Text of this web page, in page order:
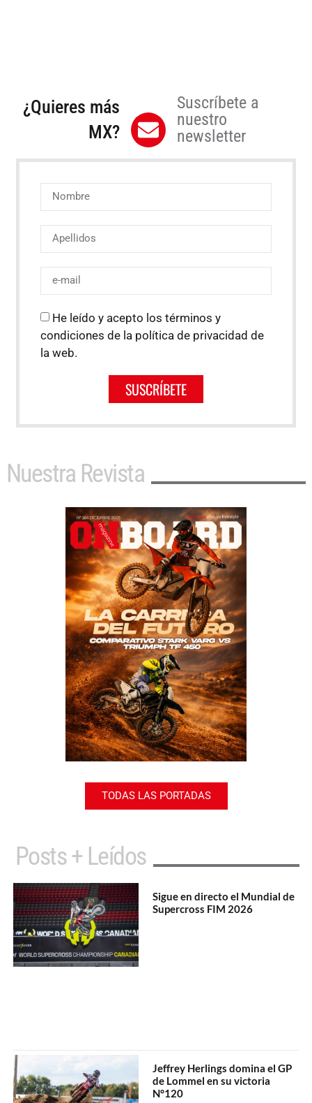
¿Quieres más
MX?
Suscríbete a
nuestro
newsletter
He leído y acepto los términos y
condiciones de la política de privacidad de
la web.
SUSCRÍBETE
Nuestra Revista
TODAS LAS PORTADAS
Posts + Leídos
Sigue en directo el Mundial de
Supercross FIM 2026
Jeffrey Herlings domina el GP
de Lommel en su victoria
N°120